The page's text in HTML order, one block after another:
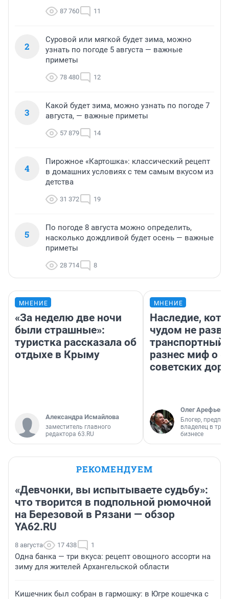
87 760 11
2
Суровой или мягкой будет зима, можно
узнать по погоде 5 августа — важные
приметы
78 480 12
3
Какой будет зима, можно узнать по погоде 7
августа, — важные приметы
57 879 14
4
Пирожное «Картошка»: классический рецепт
в домашних условиях с тем самым вкусом из
детства
31 372 19
5
По погоде 8 августа можно определить,
насколько дождливой будет осень — важные
приметы
28 714 8
МНЕНИЕ
«За неделю две ночи
были страшные»:
туристка рассказала об
отдыхе в Крыму
Александра Исмайлова
заместитель главного
редактора 63.RU
МНЕНИЕ
Наследие,
чудом не
транспортный
разнес миф о
советских
Олег Арефьев
Блогер,
владелец в
бизнесе
РЕКОМЕНДУЕМ
«Девчонки, вы испытываете судьбу»:
что творится в подпольной рюмочной
на Березовой в Рязани — обзор
YA62.RU
8 августа 17 438 1
Одна банка — три вкуса: рецепт овощного ассорти на
зиму для жителей Архангельской области
Кишечник был собран в гармошку: в Югре кошечка с